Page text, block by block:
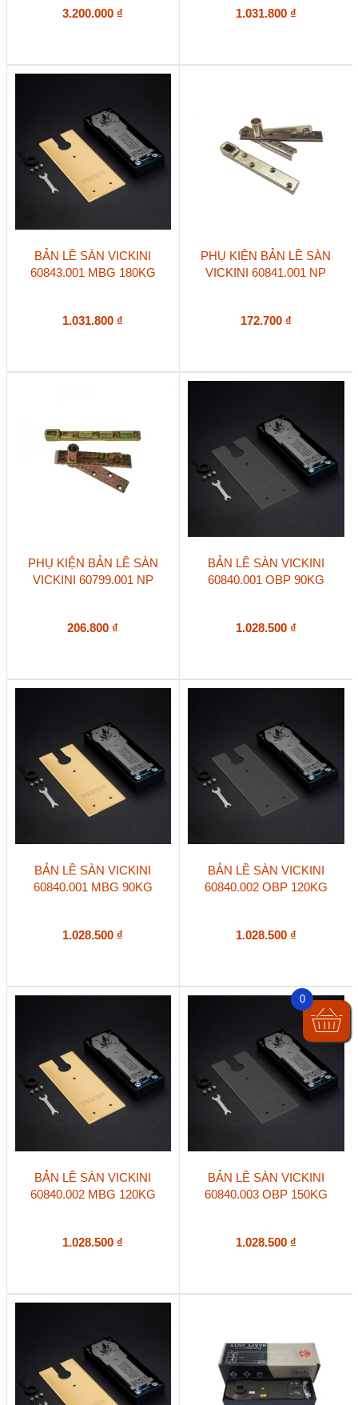
3.200.000 ₫ 1.031.800 ₫
BẢN LỀ SÀN VICKINI
60843.001 MBG 180KG
1.031.800 ₫
PHỤ KIỆN BẢN LỀ SÀN
VICKINI 60841.001 NP
172.700 ₫
PHỤ KIỆN BẢN LỀ SÀN
VICKINI 60799.001 NP
206.800 ₫
BẢN LỀ SÀN VICKINI
60840.001 OBP 90KG
1.028.500 ₫
BẢN LỀ SÀN VICKINI
60840.001 MBG 90KG
1.028.500 ₫
BẢN LỀ SÀN VICKINI
60840.002 OBP 120KG
1.028.500 ₫
BẢN LỀ SÀN VICKINI
60840.002 MBG 120KG
1.028.500 ₫
BẢN LỀ SÀN VICKINI
60840.003 OBP 150KG
1.028.500 ₫
0